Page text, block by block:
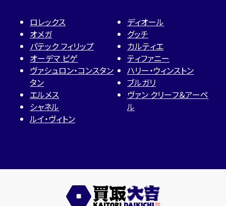
ロレックス
オメガ
パテック フィリップ
オーデマ ピゲ
ヴァシュロン・コンスタン
タン
エルメス
シャネル
ルイ・ヴィトン
ディオール
グッチ
カルティエ
ティファニー
ハリー・ウィンストン
ブルガリ
ヴァン クリーフ＆アーペ
ル